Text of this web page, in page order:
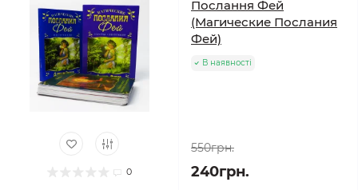
0
Послання Фей
(Магические Послания
Фей)
В наявності
550грн.
240грн.